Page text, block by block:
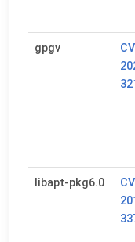
gpgv
libapt-pkg6.0